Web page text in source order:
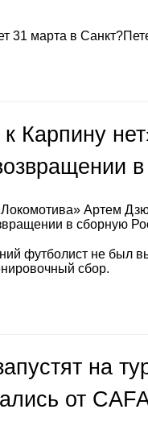
31 марта в
к Карпину
Артем
в сборную
футболист не был
сбор.
на
от